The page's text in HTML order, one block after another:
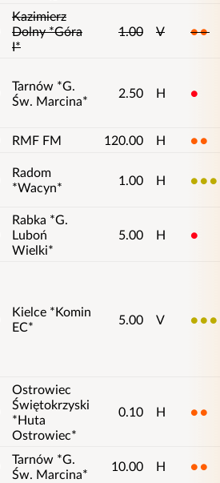
Kazimierz
Dolny *Góra
I*
1.00 V 2
Tarnów *G.
Św. Marcina*
2.50 H 1
RMF FM 120.00 H 2
Radom
*Wacyn*
1.00 H 3
Rabka *G.
Luboń
Wielki*
5.00 H 1
Kielce *Komin
EC*
5.00 V 3
Ostrowiec
Świętokrzyski
*Huta
Ostrowiec*
0.10 H 2
Tarnów *G.
Św. Marcina*
10.00 H 2